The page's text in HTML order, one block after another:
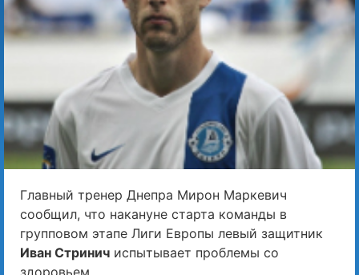
Главный тренер Днепра Мирон Маркевич
сообщил, что накануне старта команды в
групповом этапе Лиги Европы левый защитник
Иван Стринич испытывает проблемы со